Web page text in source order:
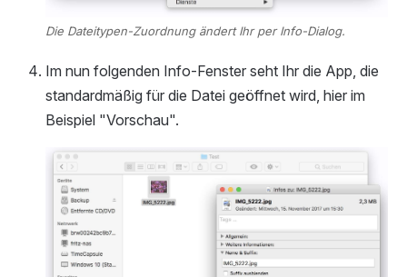
Die Dateitypen-Zuordnung ändert Ihr per Info-Dialog.
Im nun folgenden Info-Fenster seht Ihr die App, die
standardmäßig für die Datei geöffnet wird, hier im
Beispiel "Vorschau".